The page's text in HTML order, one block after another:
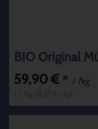
BIO Original
59,90 € * / 7kg